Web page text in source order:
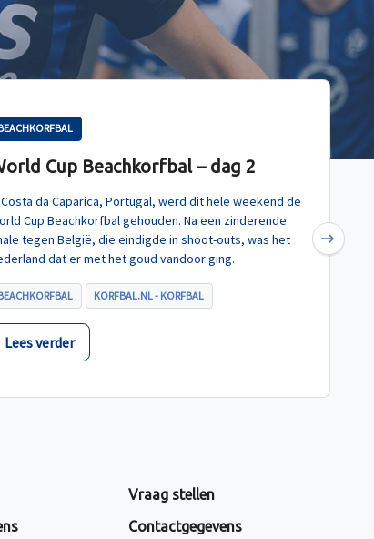
Cup Beachkorfbal – dag 2
da Caparica, Portugal, werd dit hele weekend de
Cup Beachkorfbal gehouden. Na een zinderende
tegen België, die eindigde in shoot-outs, was het
dat er met het goud vandoor ging.
KORFBAL.NL - KORFBAL
Lees verder
Next
Vraag stellen
Contactgegevens